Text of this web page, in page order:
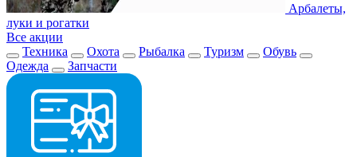
Арбалеты,
луки и рогатки
Все акции
Техника
Охота Рыбалка Туризм
Обувь
Одежда
Запчасти